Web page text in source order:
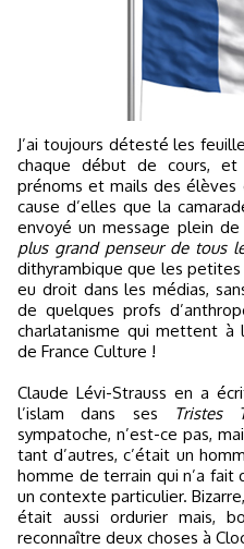
J’ai toujours détesté les feuilles d’appel qui tournaient avant
chaque début de cours, et
prénoms et mails des élèves
cause d’elles que la
envoyé un message plein
plus grand penseur de tous
dithyrambique que les
eu droit dans les médias,
de quelques profs
charlatanisme qui mettent à
de France Culture !
Claude Lévi-Strauss en a
l’islam dans ses
Tristes
sympatoche, n’est-ce pas,
tant d’autres, c’était un
homme de terrain qui n’a fait
un contexte particulier.
était aussi ordurier mais,
reconnaître deux choses à